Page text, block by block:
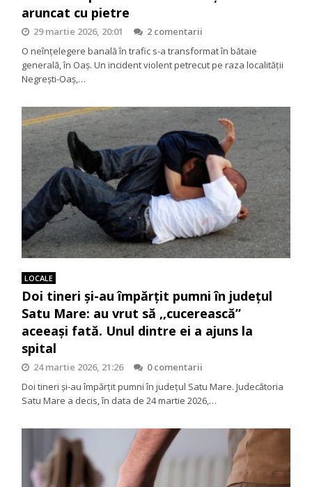
aruncat cu pietre
29 martie 2026, 20:01
2 comentarii
O neînțelegere banală în trafic s-a transformat în bătaie
generală, în Oaș. Un incident violent petrecut pe raza localității
Negrești-Oaș,…
LOCALE
Doi tineri și-au împărțit pumni în județul
Satu Mare: au vrut să ,,cucerească”
aceeași fată. Unul dintre ei a ajuns la
spital
24 martie 2026, 21:26
0 comentarii
Doi tineri și-au împărțit pumni în județul Satu Mare. Judecătoria
Satu Mare a decis, în data de 24 martie 2026,…